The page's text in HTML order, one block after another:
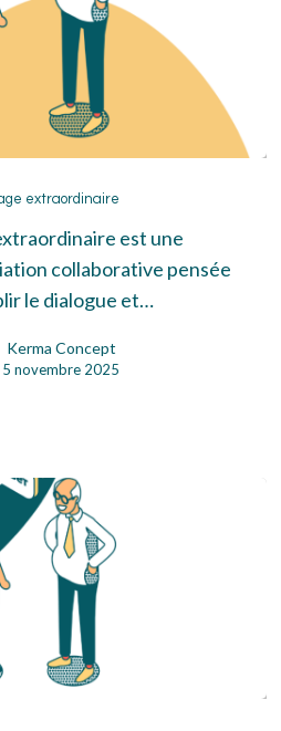
voyage
extraordinaire
extraordinaire
est une
collaborative pensée
le dialogue et…
Kerma Concept
5 novembre 2025